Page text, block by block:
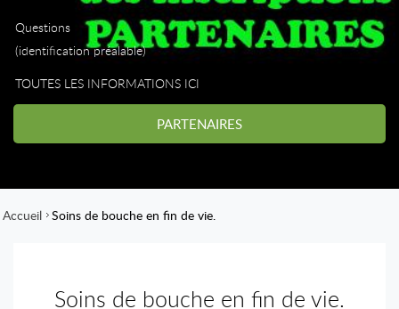
Questions
(identification préalable)
TOUTES LES INFORMATIONS ICI
PARTENAIRES
Accueil Soins de bouche en fin de vie.
Soins de bouche en fin de vie.